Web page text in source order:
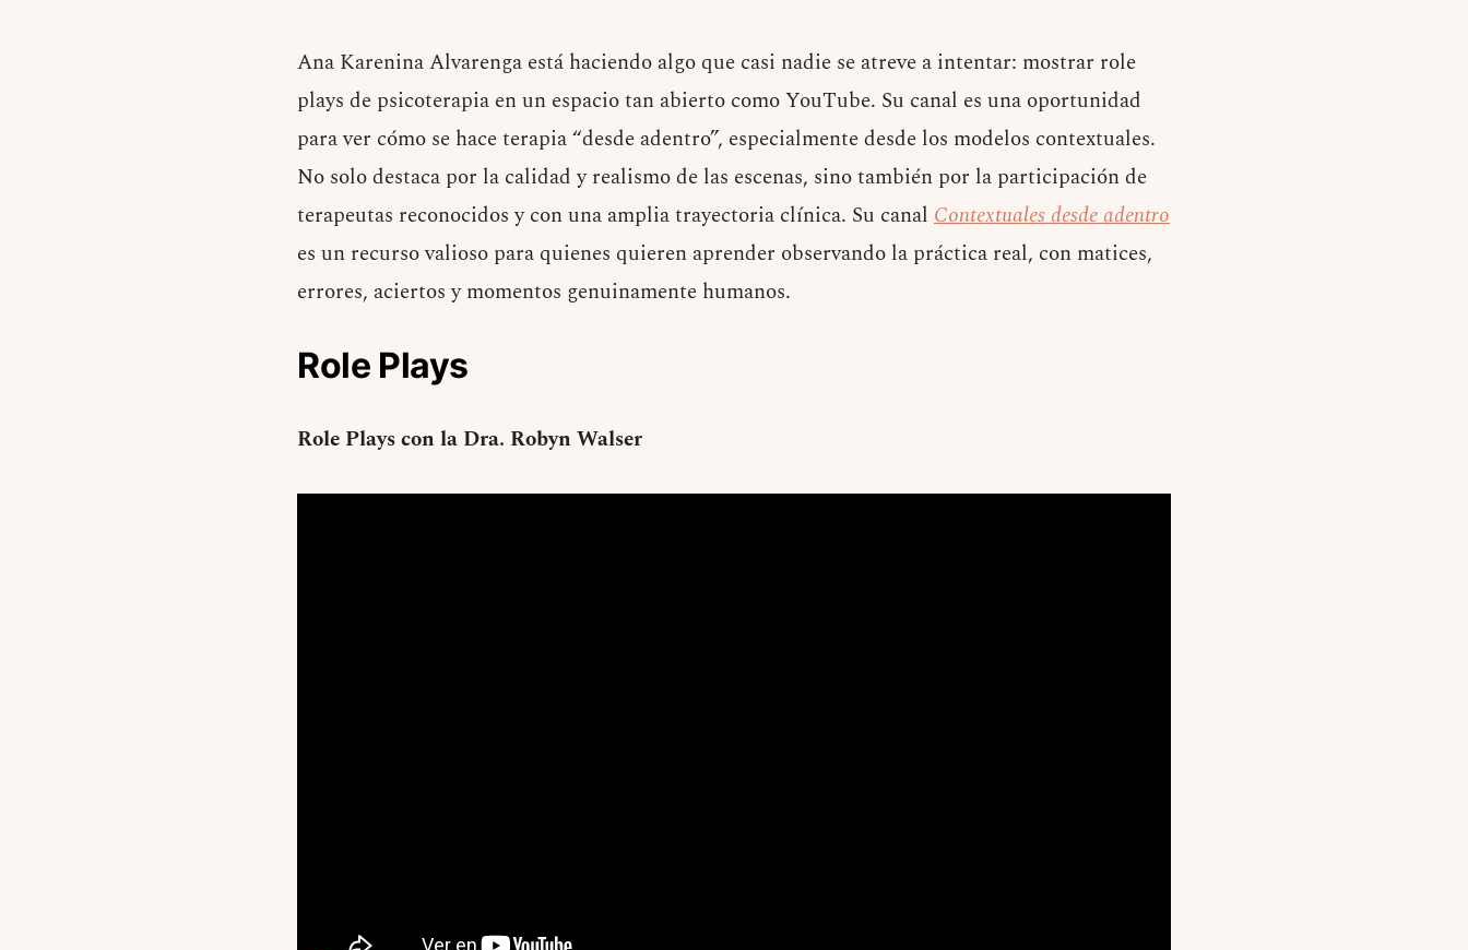
Ana Karenina Alvarenga está haciendo algo que casi nadie se atreve a intentar: mostrar role
plays de psicoterapia en un espacio tan abierto como YouTube. Su canal es una oportunidad
para ver cómo se hace terapia “desde adentro”, especialmente desde los modelos contextuales.
No solo destaca por la calidad y realismo de las escenas, sino también por la participación de
terapeutas reconocidos y con una amplia trayectoria clínica. Su canal Contextuales desde adentro
es un recurso valioso para quienes quieren aprender observando la práctica real, con matices,
errores, aciertos y momentos genuinamente humanos.
Role Plays
Role Plays con la Dra. Robyn Walser